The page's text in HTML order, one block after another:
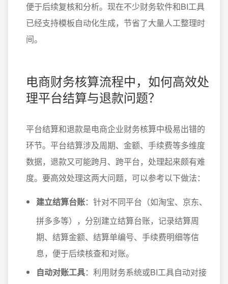
便于后续复核和分析。现在不少财务软件和BI工具
已经支持模板自动化生成，节省了大量人工整理时
间。
电商财务核算流程中，如何高效处
理平台结算与退款问题？
平台结算和退款是电商企业财务核算中极易出错的
环节。平台结算涉及周期、金额、手续费等多维度
数据，退款又可能跨月、跨平台，处理起来颇有难
度。要高效处理这两大问题，可以参考以下做法：
建立结算台账：针对不同平台（如淘宝、京东、
拼多多等），分别建立结算台账，记录结算周
期、结算金额、结算单编号、手续费明细等信
息，便于后续核查和对账。
自动对账工具：利用财务系统或BI工具自动对接